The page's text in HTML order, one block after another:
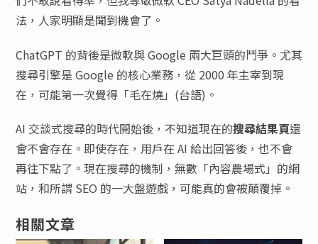
法，人家明顯是聞到機會了。
ChatGPT 的背後是微軟與 Google 兩大巨頭的鬥爭。尤其
搜尋引擎是 Google 的核心業務，從 2000 年主宰到現
在，可能第一次覺得「毛在燒」(台語)。
AI 交談式搜尋的時代開始後，不知道現在的搜尋結果頁還
會不會存在。即使存在，用戶在 AI 給出回答後，也不會
再往下點了。現在搜尋的機制，無數「內容農場式」的網
站，和所謂 SEO 的一大盤遊戲，可能真的會被顛覆掉。
相關文章